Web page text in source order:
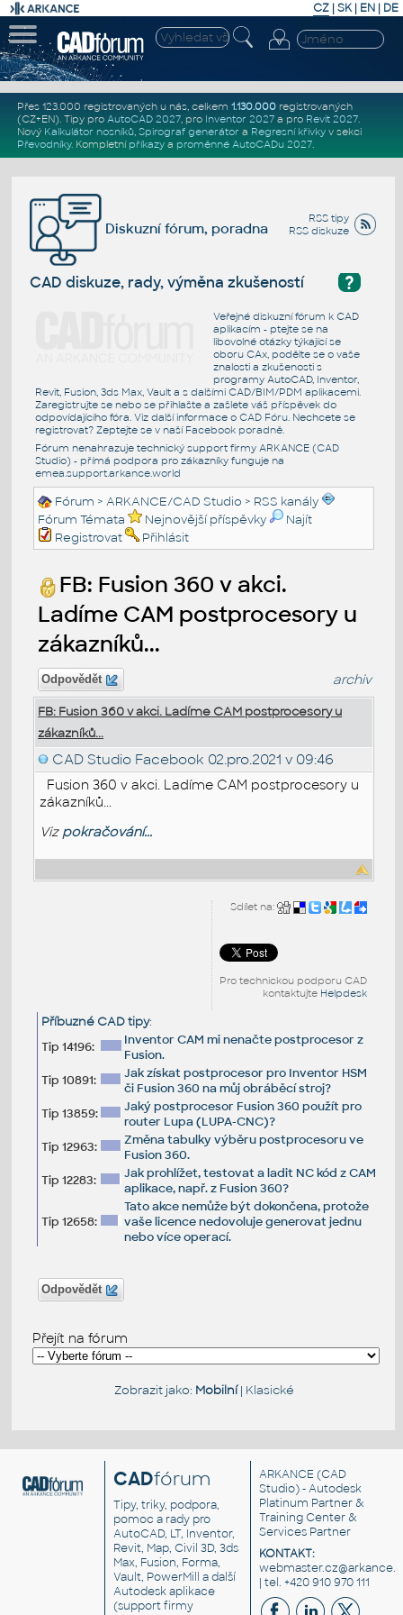
CZ | SK| EN | DE
Přes 123.000 registrovaných u nás, celkem 1.130.000registrovaných
(CZ+EN). Tipy pro AutoCAD 2027, pro Inventor 2027a pro Revit 2027.
Nový Kalkulátor nosníků, Spirograf generátor a Regresní křivkyv sekci
Převodníky. Kompletní příkazya proměnné AutoCADu 2027.
RSS tipy
RSS diskuze
Diskuzní fórum, poradna
?
CAD diskuze, rady, výměna zkušeností
Veřejné diskuzní fórum k CAD
aplikacím - ptejte se na
libovolné otázky týkající se
oboru CAx, podělte se o vaše
znalosti a zkušenosti s
programy AutoCAD, Inventor,
Revit, Fusion, 3ds Max, Vault a s dalšími CAD/BIM/PDM aplikacemi.
Zaregistrujte se nebo se přihlašte a zašlete váš příspěvek do
odpovídajícího fóra. Viz další informace o CAD Fóru. Nechcete se
registrovat? Zeptejte se v naší Facebook poradně.
Fórum nenahrazuje technický support firmy ARKANCE (CAD
Studio) - přímá podpora pro zákazníky funguje na
emea.support.arkance.world
Fórum >ARKANCE/CAD Studio > RSS kanály
Fórum Témata
Nejnovější příspěvky
Najít
Registrovat
Přihlásit
FB: Fusion 360 v akci.
Ladíme CAM postprocesory u
zákazníků...
Odpovědět archiv
FB: Fusion 360 v akci. Ladíme CAM postprocesory u
zákazníků...
CAD Studio Facebook 02.pro.2021 v 09:46
Fusion 360 v akci. Ladíme CAM postprocesory u
zákazníků...
Viz pokračování...
Sdílet na:
Pro technickou podporu CAD
kontaktujte Helpdesk
Příbuzné CAD tipy:
Tip 14196:
Inventor CAM mi nenačte postprocesor z
Fusion.
Tip 10891:
Jak získat postprocesor pro Inventor HSM
či Fusion 360 na můj obráběcí stroj?
Tip 13859:
Jaký postprocesor Fusion 360 použít pro
router Lupa (LUPA-CNC)?
Tip 12963:
Změna tabulky výběru postprocesoru ve
Fusion 360.
Tip 12283:
Jak prohlížet, testovat a ladit NC kód z CAM
aplikace, např. z Fusion 360?
Tip 12658:
Tato akce nemůže být dokončena, protože
vaše licence nedovoluje generovat jednu
nebo více operací.
Odpovědět
Přejít na fórum
Zobrazit jako: Mobilní| Klasické
CADfórum
Tipy, triky, podpora,
pomoc a rady pro
AutoCAD, LT, Inventor,
Revit, Map, Civil 3D, 3ds
Max, Fusion, Forma,
Vault, PowerMill a další
Autodesk aplikace
(support firmy
ARKANCE (CAD
Studio) - Autodesk
Platinum Partner &
Training Center &
Services Partner
KONTAKT:
| tel. +420 910 970 111